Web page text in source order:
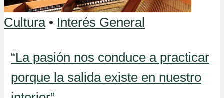
Cultura • Interés General
“La pasión nos conduce a practicar
porque la salida existe en nuestro